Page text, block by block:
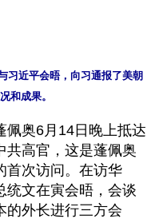
习近平会晤，向习通报了美朝
佩奥6月14日晚上抵达
共高官，这是蓬佩奥
首次访问。在访华
统文在寅会晤，会谈
的外长进行三方会